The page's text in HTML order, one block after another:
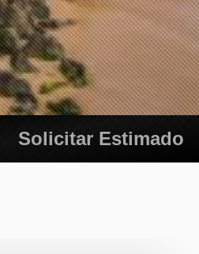
Solicitar Estimado